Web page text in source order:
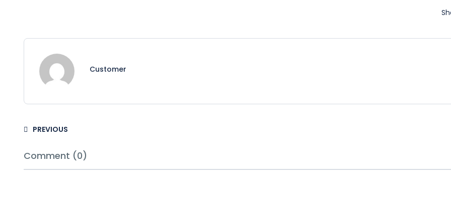
Customer
PREVIOUS
Comment (0)